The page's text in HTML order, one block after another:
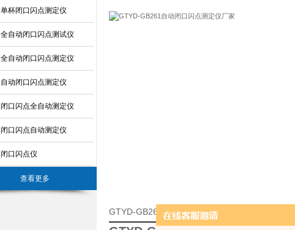
单杯闭口闪点测定仪
全自动闭口闪点测试仪
全自动闭口闪点测定仪
自动闭口闪点测定仪
闭口闪点全自动测定仪
闭口闪点自动测定仪
闭口闪点仪
查看更多
GTYD-GB261自动闭口闪点测定仪厂家的详细资